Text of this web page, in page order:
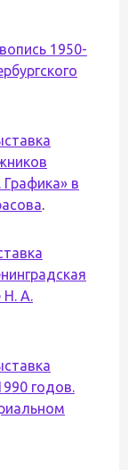
1950-
в
.
Н. А.
годов.